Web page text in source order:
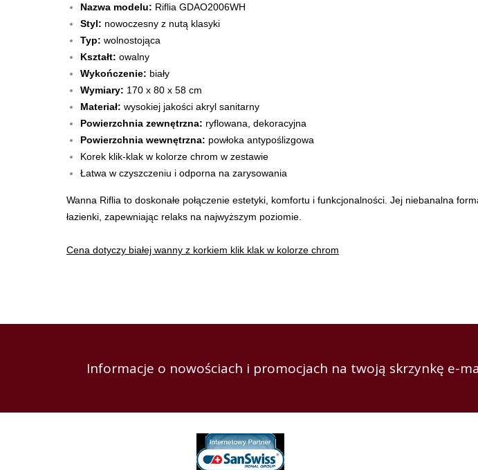
Nazwa modelu: Riflia GDAO2006WH
Styl: nowoczesny z nutą klasyki
Typ: wolnostojąca
Kształt: owalny
Wykończenie: biały
Wymiary: 170 x 80 x 58 cm
Materiał: wysokiej jakości akryl sanitarny
Powierzchnia zewnętrzna: ryflowana, dekoracyjna
Powierzchnia wewnętrzna: powłoka antypoślizgowa
Korek klik-klak w kolorze chrom w zestawie
Łatwa w czyszczeniu i odporna na zarysowania
Wanna Riflia to doskonałe połączenie estetyki, komfortu i funkcjonalności. Jej niebanalna
łazienki, zapewniając relaks na najwyższym poziomie.
Cena dotyczy białej wanny z korkiem klik klak w kolorze chrom
Informacje o nowościach i promocjach na twoją skrzynkę e-